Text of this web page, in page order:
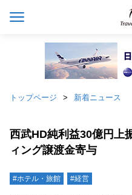
トップページ 新着ニュース
西武HD純利益30億円
ィング譲渡金寄与
#ホテル・旅館 #経営